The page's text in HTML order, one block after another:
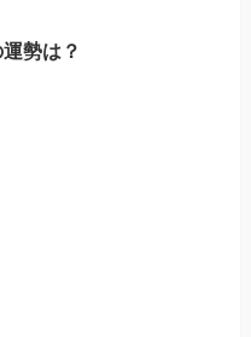
勢は？